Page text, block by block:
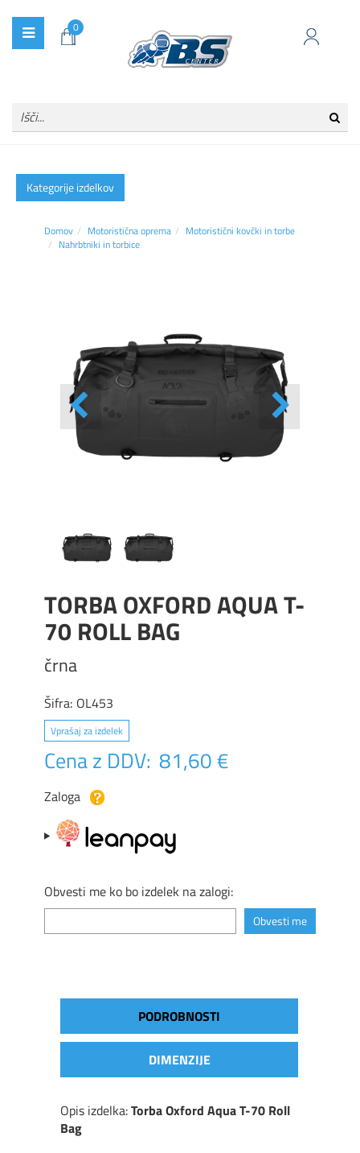
0
Kategorije izdelkov
Domov Motoristična oprema
Motoristični kovčki in torbe
Nahrbtniki in torbice
TORBA OXFORD AQUA T-
70 ROLL BAG
črna
Šifra: OL453
Vprašaj za izdelek
Cena z DDV: 81,60 €
Zaloga
Obvesti me ko bo izdelek na zalogi:
PODROBNOSTI
DIMENZIJE
Opis izdelka:Torba Oxford Aqua T-70 Roll
Bag